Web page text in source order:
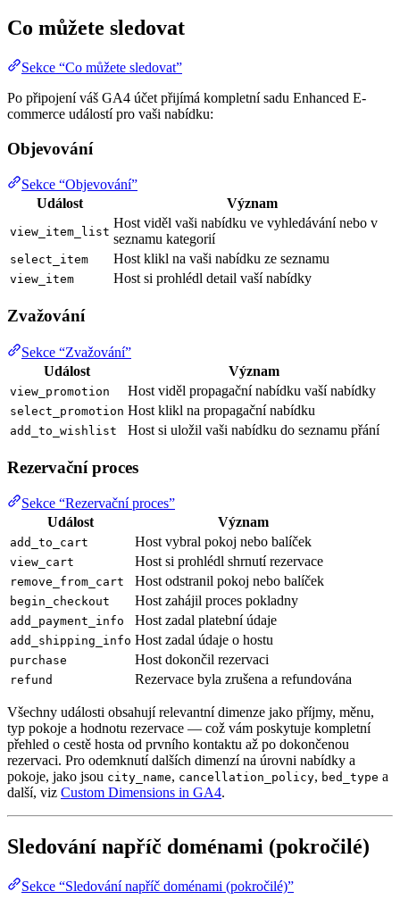
Co můžete sledovat
Sekce “Co můžete sledovat”
Po připojení váš GA4 účet přijímá kompletní sadu Enhanced E-
commerce událostí pro vaši nabídku:
Objevování
Sekce “Objevování”
Událost
Význam
view_item_list
Host viděl vaši nabídku ve vyhledávání nebo v
seznamu kategorií
select_item Host klikl na vaši nabídku ze seznamu
view_item Host si prohlédl detail vaší nabídky
Zvažování
Sekce “Zvažování”
Událost
Význam
view_promotion Host viděl propagační nabídku vaší nabídky
select_promotion Host klikl na propagační nabídku
add_to_wishlist Host si uložil vaši nabídku do seznamu přání
Rezervační proces
Sekce “Rezervační proces”
Událost
Význam
add_to_cart Host vybral pokoj nebo balíček
view_cart Host si prohlédl shrnutí rezervace
remove_from_cart Host odstranil pokoj nebo balíček
begin_checkout Host zahájil proces pokladny
add_payment_info Host zadal platební údaje
add_shipping_info Host zadal údaje o hostu
purchase Host dokončil rezervaci
refund Rezervace byla zrušena a refundována
Všechny události obsahují relevantní dimenze jako příjmy, měnu,
typ pokoje a hodnotu rezervace — což vám poskytuje kompletní
přehled o cestě hosta od prvního kontaktu až po dokončenou
rezervaci. Pro odemknutí dalších dimenzí na úrovni nabídky a
pokoje, jako jsou city_name, cancellation_policy, bed_type a
další, viz Custom Dimensions in GA4.
Sledování napříč doménami (pokročilé)
Sekce “Sledování napříč doménami (pokročilé)”